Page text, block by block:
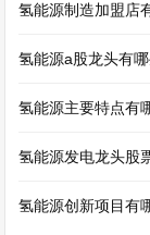
氢能源制造加盟店
氢能源a股龙头有
氢能源主要特点有
氢能源发电龙头股
氢能源创新项目有